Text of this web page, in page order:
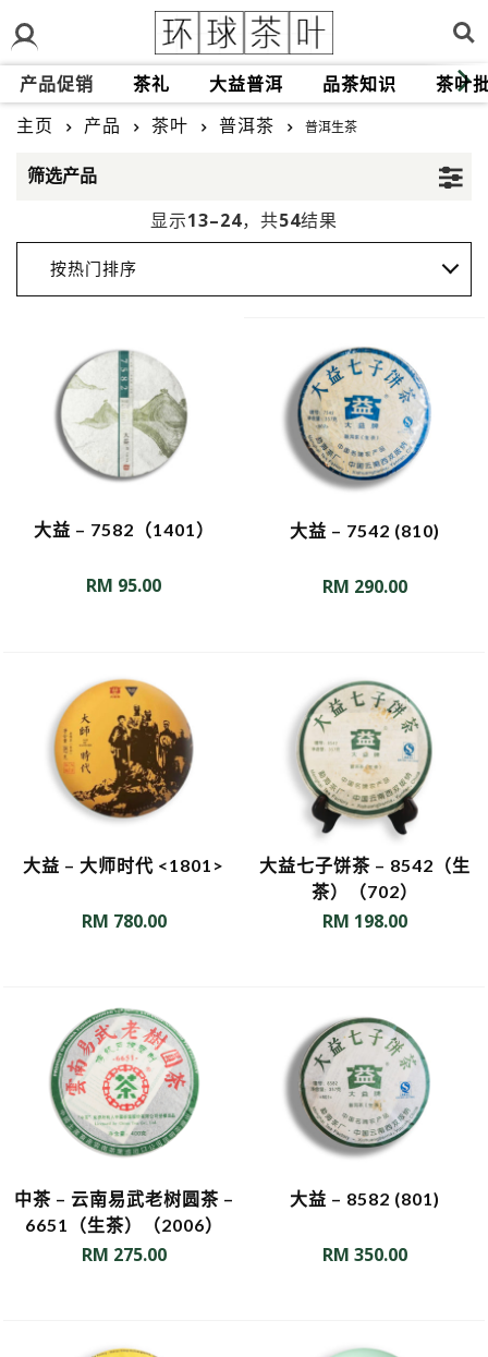
产品促销 茶礼 大益普洱 品茶知识 茶叶
主页 产品 茶叶 普洱茶 普洱生茶
筛选产品
显示13–24，共54结果
按热门排序
大益 – 7582（1401）
RM 95.00
大益 – 7542 (810)
RM 290.00
大益 – 大师时代 <1801>
RM 780.00
大益七子饼茶 – 8542（生
茶）（702）
RM 198.00
中茶 – 云南易武老树圆茶 –
6651（生茶）（2006）
RM 275.00
大益 – 8582 (801)
RM 350.00